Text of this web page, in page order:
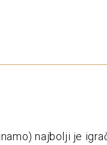
najbolji je